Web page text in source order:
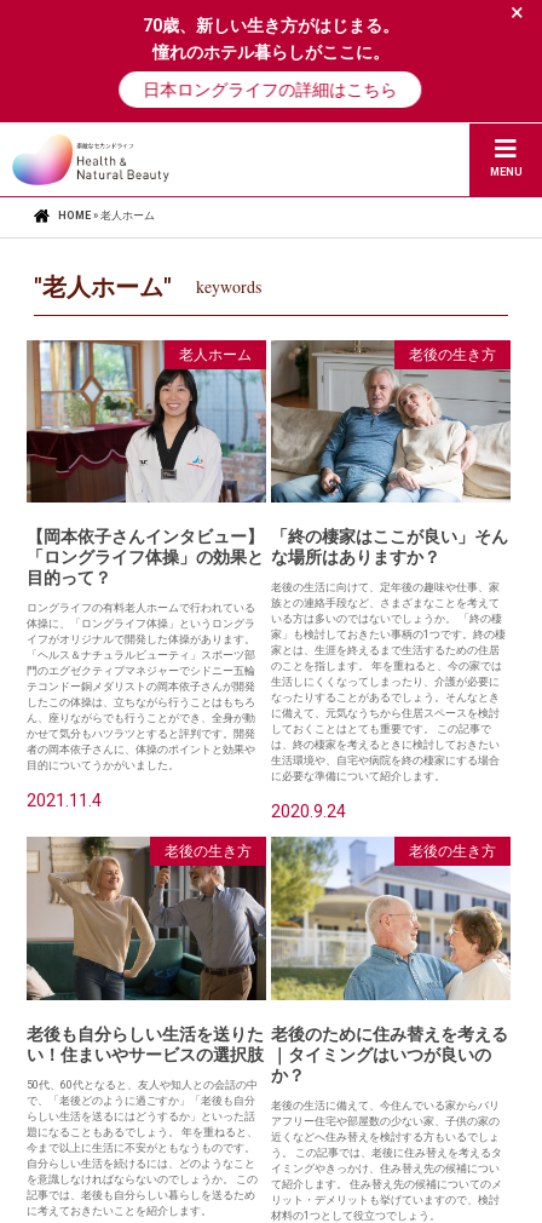
70歳、新しい生き方がはじまる。
憧れのホテル暮らしがここに。
日本ロングライフの詳細はこちら
×
MENU
HOME » 老人ホーム
"老人ホーム" keywords
老人ホーム
【岡本依子さんインタビュー】
「ロングライフ体操」の効果と
目的って？
ロングライフの有料老人ホームで行われている
体操に、「ロングライフ体操」というロングラ
イフがオリジナルで開発した体操があります。
「ヘルス＆ナチュラルビューティ」スポーツ部
門のエグゼクティブマネジャーでシドニー五輪
テコンドー銅メダリストの岡本依子さんが開発
したこの体操は、立ちながら行うことはもちろ
ん、座りながらでも行うことができ、全身が動
かせて気分もハツラツとすると評判です。開発
者の岡本依子さんに、体操のポイントと効果や
目的についてうかがいました。
2021.11.4
老後の生き方
「終の棲家はここが良い」そん
な場所はありますか？
老後の生活に向けて、定年後の趣味や仕事、家
族との連絡手段など、さまざまなことを考えて
いる方は多いのではないでしょうか。 「終の棲
家」も検討しておきたい事柄の1つです。終の棲
家とは、生涯を終えるまで生活するための住居
のことを指します。 年を重ねると、今の家では
生活しにくくなってしまったり、介護が必要に
なったりすることがあるでしょう。そんなとき
に備えて、元気なうちから住居スペースを検討
しておくことはとても重要です。 この記事で
は、終の棲家を考えるときに検討しておきたい
生活環境や、自宅や病院を終の棲家にする場合
に必要な準備について紹介します。
2020.9.24
老後の生き方
老後も自分らしい生活を送りた
い！住まいやサービスの選択肢
50代、60代となると、友人や知人との会話の中
で、「老後どのように過ごすか」「老後も自分
らしい生活を送るにはどうするか」といった話
題になることもあるでしょう。 年を重ねると、
今まで以上に生活に不安がともなうものです。
自分らしい生活を続けるには、どのようなこと
を意識しなければならないのでしょうか。 この
記事では、老後も自分らしい暮らしを送るため
に考えておきたいことを紹介します。
老後の生き方
老後のために住み替えを考える
｜タイミングはいつが良いの
か？
老後の生活に備えて、今住んでいる家からバリ
アフリー住宅や部屋数の少ない家、子供の家の
近くなどへ住み替えを検討する方もいるでしょ
う。 この記事では、老後に住み替えを考えるタ
イミングやきっかけ、住み替え先の候補につい
て紹介します。 住み替え先の候補についてのメ
リット・デメリットも挙げていますので、検討
材料の1つとして役立つでしょう。